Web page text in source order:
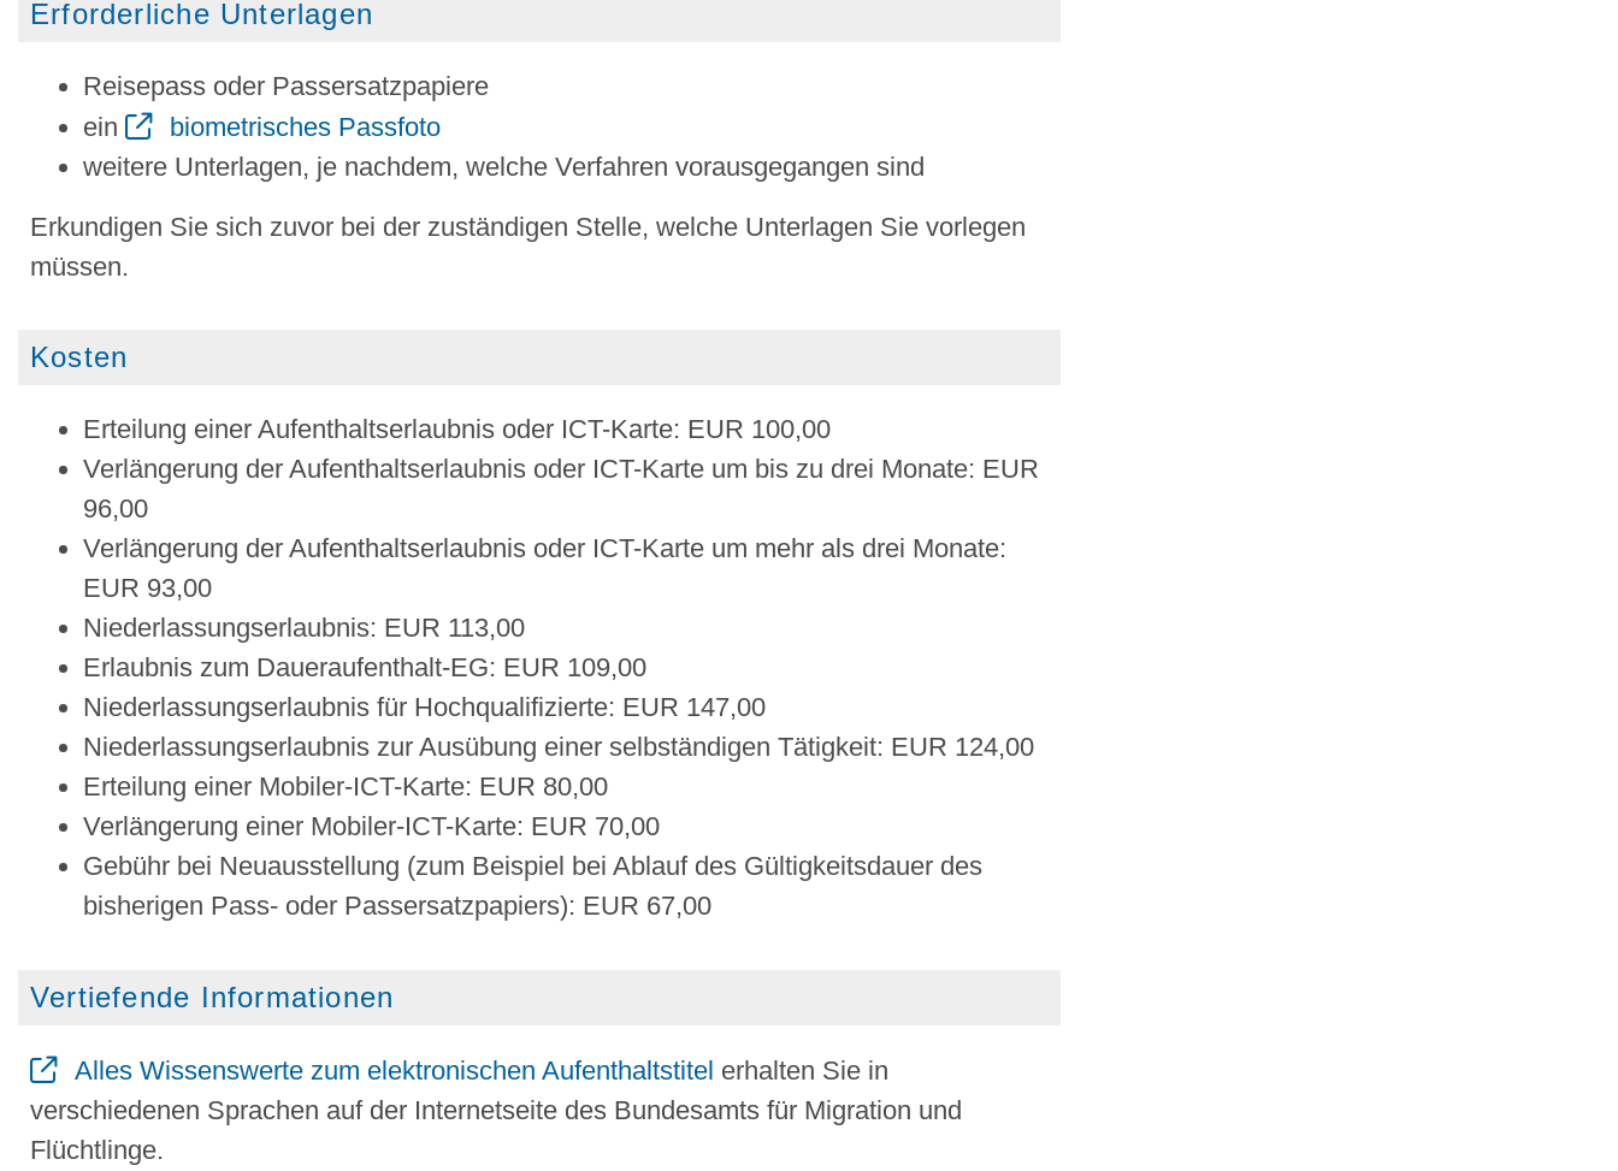
Erforderliche Unterlagen
Reisepass oder Passersatzpapiere
ein
biometrisches Passfoto
weitere Unterlagen, je nachdem, welche Verfahren vorausgegangen sind
Erkundigen Sie sich zuvor bei der zuständigen Stelle, welche Unterlagen Sie vorlegen
müssen.
Kosten
Erteilung einer Aufenthaltserlaubnis oder ICT-Karte: EUR 100,00
Verlängerung der Aufenthaltserlaubnis oder ICT-Karte um bis zu drei Monate: EUR
96,00
Verlängerung der Aufenthaltserlaubnis oder ICT-Karte um mehr als drei Monate:
EUR 93,00
Niederlassungserlaubnis: EUR 113,00
Erlaubnis zum Daueraufenthalt-EG: EUR 109,00
Niederlassungserlaubnis für Hochqualifizierte: EUR 147,00
Niederlassungserlaubnis zur Ausübung einer selbständigen Tätigkeit: EUR 124,00
Erteilung einer Mobiler-ICT-Karte: EUR 80,00
Verlängerung einer Mobiler-ICT-Karte: EUR 70,00
Gebühr bei Neuausstellung (zum Beispiel bei Ablauf des Gültigkeitsdauer des
bisherigen Pass- oder Passersatzpapiers): EUR 67,00
Vertiefende Informationen
Alles Wissenswerte zum elektronischen Aufenthaltstitel erhalten Sie in
verschiedenen Sprachen auf der Internetseite des Bundesamts für Migration und
Flüchtlinge.